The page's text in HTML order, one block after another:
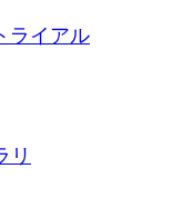
ライアル
リ